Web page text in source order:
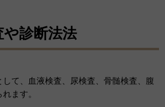
診断法法
て、血液検査、尿検査、骨髄検査、腹
ます。